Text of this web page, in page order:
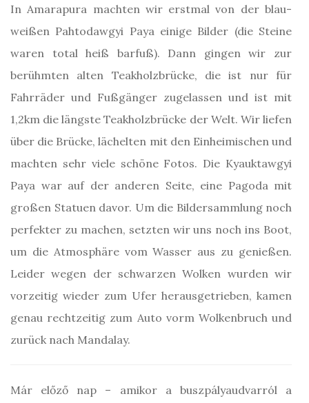
In Amarapura machten wir erstmal von der blau-
weißen Pahtodawgyi Paya einige Bilder (die Steine
waren total heiß barfuß). Dann gingen wir zur
berühmten alten Teakholzbrücke, die ist nur für
Fahrräder und Fußgänger zugelassen und ist mit
1,2km die längste Teakholzbrücke der Welt. Wir liefen
über die Brücke, lächelten mit den Einheimischen und
machten sehr viele schöne Fotos. Die Kyauktawgyi
Paya war auf der anderen Seite, eine Pagoda mit
großen Statuen davor. Um die Bildersammlung noch
perfekter zu machen, setzten wir uns noch ins Boot,
um die Atmosphäre vom Wasser aus zu genießen.
Leider wegen der schwarzen Wolken wurden wir
vorzeitig wieder zum Ufer herausgetrieben, kamen
genau rechtzeitig zum Auto vorm Wolkenbruch und
zurück nach Mandalay.
Már előző nap – amikor a buszpályaudvarról a